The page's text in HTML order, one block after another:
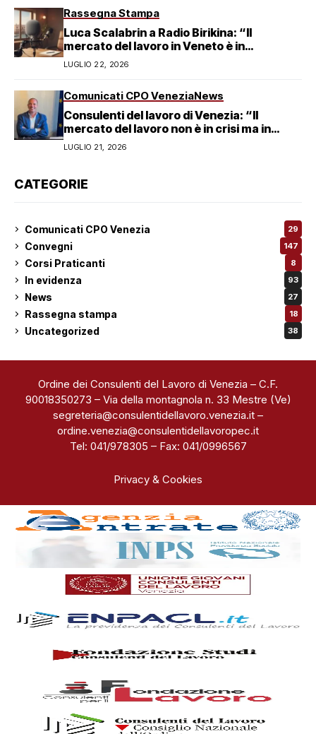
Rassegna Stampa
Luca Scalabrin a Radio Birikina: “Il
mercato del lavoro in Veneto è in
trasformazione”
LUGLIO 22, 2026
Comunicati CPO VeneziaNews
Consulenti del lavoro di Venezia: “Il
mercato del lavoro non è in crisi ma in
trasformazione, serve responsabilità
condivisa”
LUGLIO 21, 2026
CATEGORIE
Comunicati CPO Venezia 29
Convegni 147
Corsi Praticanti 8
In evidenza 93
News 27
Rassegna stampa 18
Uncategorized 38
Ordine dei Consulenti del Lavoro di Venezia – C.F.
90018350273 – Via della montagnola n. 33 Mestre (Ve)
segreteria@consulentidellavoro.venezia.it –
ordine.venezia@consulentidellavoropec.it
Tel: 041/978305 – Fax: 041/0996567
Privacy & Cookies